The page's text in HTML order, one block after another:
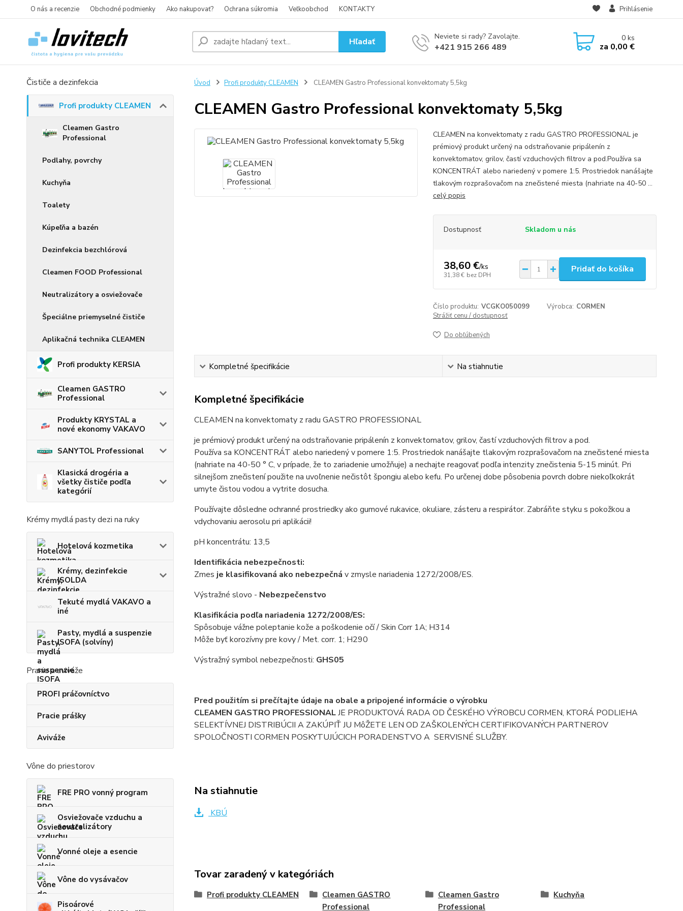
O nás a recenzie Obchodné podmienky Ako nakupovať? Ochrana súkromia Veľkoobchod KONTAKTY Prihlásenie
Hľadať Neviete si rady? Zavolajte.
+421 915 266 489
0ks
za 0,00 €
Čističe a dezinfekcia
Profi produkty CLEAMEN
Cleamen Gastro
Professional
Podlahy, povrchy
Kuchyňa
Toalety
Kúpeľňa a bazén
Dezinfekcia bezchlórová
Cleamen FOOD Professional
Neutralizátory a osviežovače
Špeciálne priemyselné čističe
Aplikačná technika CLEAMEN
Profi produkty KERSIA
Cleamen GASTRO
Professional
Produkty KRYSTAL a
nové ekonomy VAKAVO
SANYTOL Professional
Klasická drogéria a
všetky čističe podľa
kategórií
Krémy mydlá pasty dezi na ruky
Hotelová kozmetika
Krémy, dezinfekcie
ISOLDA
Tekuté mydlá VAKAVO a
iné
Pasty, mydlá a suspenzie
ISOFA (solvíny)
Pranie a aviváže
PROFI práčovníctvo
Pracie prášky
Aviváže
Vône do priestorov
FRE PRO vonný program
Osviežovače vzduchu a
neutralizátory
Vonné oleje a esencie
Vône do vysávačov
Pisoárové
Úvod Profi produkty CLEAMEN CLEAMEN Gastro Professional konvektomaty 5,5kg
CLEAMEN Gastro Professional konvektomaty 5,5kg
CLEAMEN na konvektomaty z radu GASTRO PROFESSIONAL je
prémiový produkt určený na odstraňovanie pripálenín z
konvektomatov, grilov, častí vzduchových filtrov a pod.Používa sa
KONCENTRÁT alebo nariedený v pomere 1:5. Prostriedok nanášajte
tlakovým rozprašovačom na znečistené miesta (nahriate na 40-50 ...
celý popis
Dostupnosť Skladom u nás
38,60 €/ks
31,38 € bez DPH
Pridať do košíka
Číslo produktu: VCGKO050099 Výrobca: CORMEN
Strážiť cenu / dostupnosť
Do obľúbených
Kompletné špecifikácie Na stiahnutie
Kompletné špecifikácie
CLEAMEN na konvektomaty z radu GASTRO PROFESSIONAL
je prémiový produkt určený na odstraňovanie pripálenín z konvektomatov, grilov, častí vzduchových filtrov a pod.
Používa sa KONCENTRÁT alebo nariedený v pomere 1:5. Prostriedok nanášajte tlakovým rozprašovačom na znečistené miesta
(nahriate na 40-50 ° C, v prípade, že to zariadenie umožňuje) a nechajte reagovať podľa intenzity znečistenia 5-15 minút. Pri
silnejšom znečistení použite na uvoľnenie nečistôt špongiu alebo kefu. Po určenej dobe pôsobenia povrch dobre niekoľkokrát
umyte čistou vodou a vytrite dosucha.
Používajte dôsledne ochranné prostriedky ako gumové rukavice, okuliare, zásteru a respirátor. Zabráňte styku s pokožkou a
vdychovaniu aerosolu pri aplikácii!
pH koncentrátu: 13,5
Identifikácia nebezpečnosti:
Zmes je klasifikovaná ako nebezpečná v zmysle nariadenia 1272/2008/ES.
Výstražné slovo - Nebezpečenstvo
Klasifikácia podľa nariadenia 1272/2008/ES:
Spôsobuje vážne poleptanie kože a poškodenie očí/Skin Corr 1A; H314
Môže byť korozívny pre kovy/ Met. corr. 1; H290
Výstražný symbol nebezpečnosti: GHS05
Pred použitím si prečítajte údaje na obale a pripojené informácie o výrobku
CLEAMEN GASTRO PROFESSIONALJE PRODUKTOVÁ RADA OD ČESKÉHO VÝROBCU CORMEN, KTORÁ PODLIEHA
SELEKTÍVNEJ DISTRIBÚCII A ZAKÚPIŤ JU MôŽETE LEN OD ZAŠKOLENÝCH CERTIFIKOVANÝCH PARTNEROV
SPOLOČNOSTI CORMEN POSKYTUJÚCICH PORADENSTVO A SERVISNÉ SLUŽBY.
Na stiahnutie
KBÚ
Tovar zaradený v kategóriách
Profi produkty CLEAMEN
Cleamen GASTRO
Professional
Cleamen Gastro
Professional
Kuchyňa